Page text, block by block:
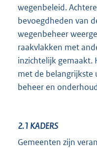
wegenbeleid.
bevoegdheden van
wegenbeheer
raakvlakken met
inzichtelijk gemaakt.
met de belangrijkste
beheer en
2.1 KADERS
Gemeenten zijn